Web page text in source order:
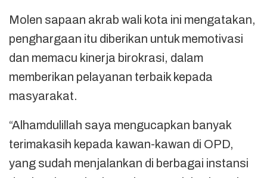
Molen sapaan akrab wali kota ini mengatakan,
penghargaan itu diberikan untuk memotivasi
dan memacu kinerja birokrasi, dalam
memberikan pelayanan terbaik kepada
masyarakat.
“Alhamdulillah saya mengucapkan banyak
terimakasih kepada kawan-kawan di OPD,
yang sudah menjalankan di berbagai instansi